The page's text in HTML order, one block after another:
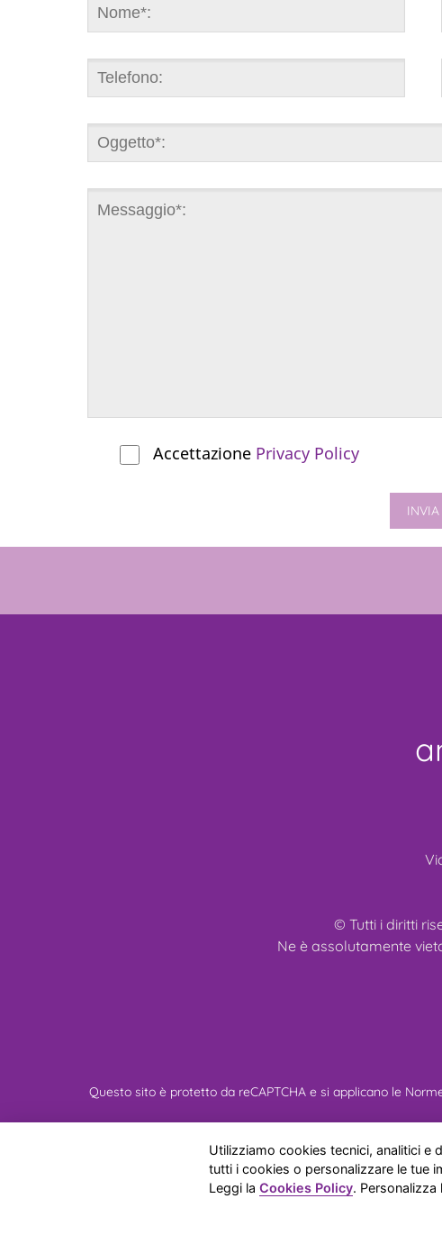
Accettazione Privacy Policy
© Tutti i diritti
Ne è assolutamente
Questo sito è protetto da reCAPTCHA e si applicano le
Chi Siamo Miei
Allevamento Amatoriale
Utilizziamo cookies tecnici, analitici e
tutti i cookies o personalizzare le tue
Leggi la Cookies Policy. Personalizza